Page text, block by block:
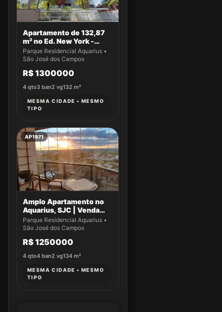
Apartamento de 132,87
m² no Ed. New York -
Apto 61
Parque Residencial Aquarius •
São José dos Campos
R$ 1300000
4 qto3 ban2 vg132 m²
MESMA CIDADE • MESMO
TIPO
AP1971
Amplo Apartamento no
Aquarius, SJC | Venda
Exclusiva!
Parque Residencial Aquarius •
São José dos Campos
R$ 1250000
4 qto4 ban2 vg134 m²
MESMA CIDADE • MESMO
TIPO